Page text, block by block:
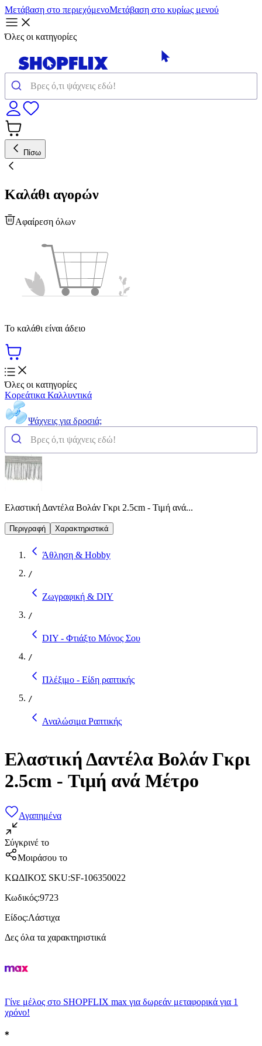
Μετάβαση στο περιεχόμενοΜετάβαση στο κυρίως μενού
Όλες οι κατηγορίες
Πίσω
Καλάθι αγορών
Αφαίρεση όλων
Το καλάθι είναι άδειο
Όλες οι κατηγορίες
Κορεάτικα Καλλυντικά
Ψάχνεις για δροσιά;
Ελαστική Δαντέλα Βολάν Γκρι 2.5cm - Τιμή ανά...
Περιγραφή Χαρακτηριστικά
Άθληση & Hobby
/
Ζωγραφική & DIY
/
DIY - Φτιάξτο Μόνος Σου
/
Πλέξιμο - Είδη ραπτικής
/
Αναλώσιμα Ραπτικής
Ελαστική Δαντέλα Βολάν Γκρι
2.5cm - Τιμή ανά Μέτρο
Αγαπημένα
Σύγκρινέ το
Μοιράσου το
ΚΩΔΙΚΟΣ SKU:SF-106350022
Κωδικός:9723
Είδος:Λάστιχα
Δες όλα τα χαρακτηριστικά
Γίνε μέλος στο SHOPFLIX max για δωρεάν μεταφορικά για 1
χρόνο!